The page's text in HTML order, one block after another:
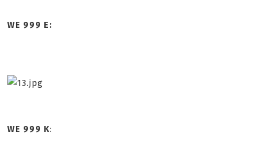
WE 999 E:
WE 999 K: